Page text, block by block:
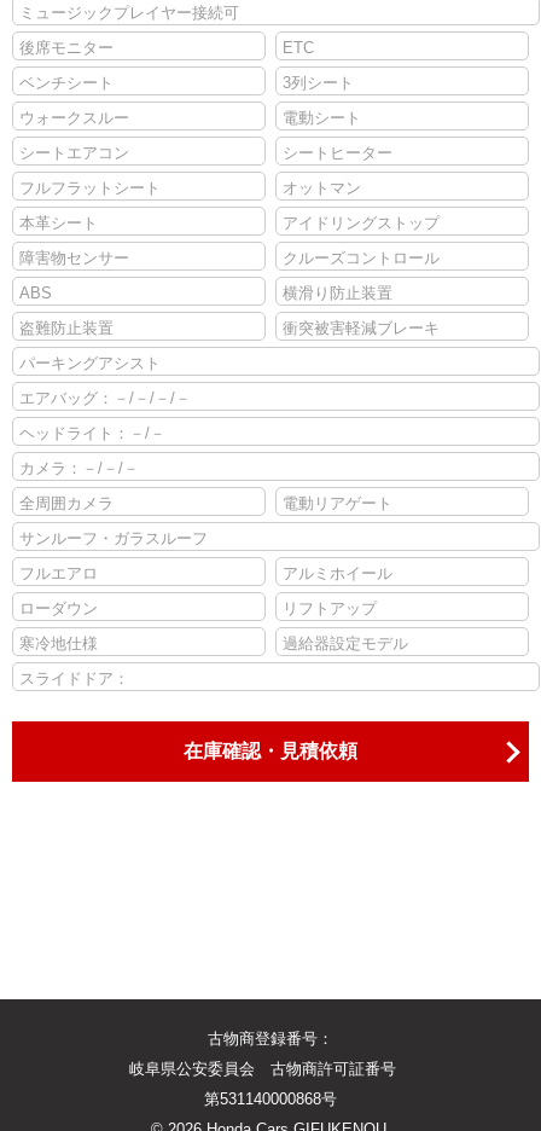
ミュージックプレイヤー接続可
後席モニター
ETC
ベンチシート
3列シート
ウォークスルー
電動シート
シートエアコン
シートヒーター
フルフラットシート
オットマン
本革シート
アイドリングストップ
障害物センサー
クルーズコントロール
ABS
横滑り防止装置
盗難防止装置
衝突被害軽減ブレーキ
パーキングアシスト
エアバッグ：－/－/－/－
ヘッドライト：－/－
カメラ：－/－/－
全周囲カメラ
電動リアゲート
サンルーフ・ガラスルーフ
フルエアロ
アルミホイール
ローダウン
リフトアップ
寒冷地仕様
過給器設定モデル
スライドドア：
在庫確認・見積依頼
古物商登録番号：
岐阜県公安委員会 古物商許可証番号
第531140000868号